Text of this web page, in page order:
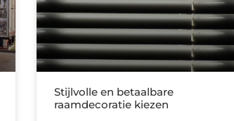
Stijlvolle en betaalbare
raamdecoratie kiezen